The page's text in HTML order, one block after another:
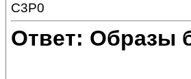
C3P0
Ответ: Образы